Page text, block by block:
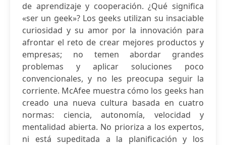
de aprendizaje y cooperación. ¿Qué significa
«ser un geek»? Los geeks utilizan su insaciable
curiosidad y su amor por la innovación para
afrontar el reto de crear mejores productos y
empresas; no temen abordar grandes
problemas y aplicar soluciones poco
convencionales, y no les preocupa seguir la
corriente. McAfee muestra cómo los geeks han
creado una nueva cultura basada en cuatro
normas: ciencia, autonomía, velocidad y
mentalidad abierta. No prioriza a los expertos,
ni está supeditada a la planificación y los